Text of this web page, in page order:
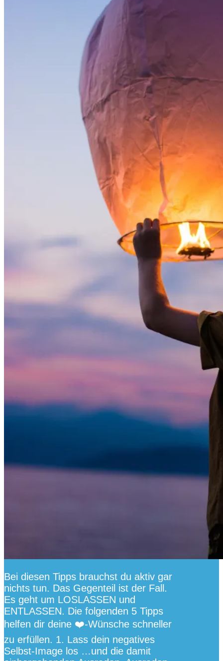
Bei diesen Tipps brauchst du aktiv gar
nichts tun. Das Gegenteil ist der Fall.
Es geht um LOSLASSEN und
ENTLASSEN. Die folgenden 5 Tipps
helfen dir deine ❤️️-Wünsche schneller
zu erfüllen. 1. Lass dein negatives
Selbst-Image los …und die damit